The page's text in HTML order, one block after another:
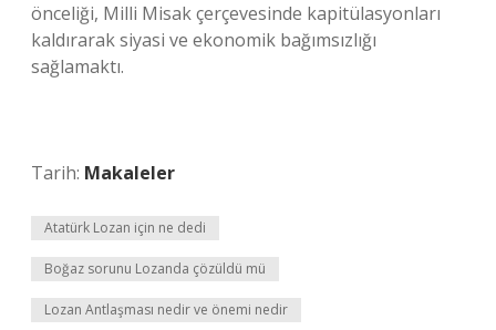
önceliği, Milli Misak çerçevesinde kapitülasyonları
kaldırarak siyasi ve ekonomik bağımsızlığı
sağlamaktı.
Tarih: Makaleler
Atatürk Lozan için ne dedi
Boğaz sorunu Lozanda çözüldü mü
Lozan Antlaşması nedir ve önemi nedir